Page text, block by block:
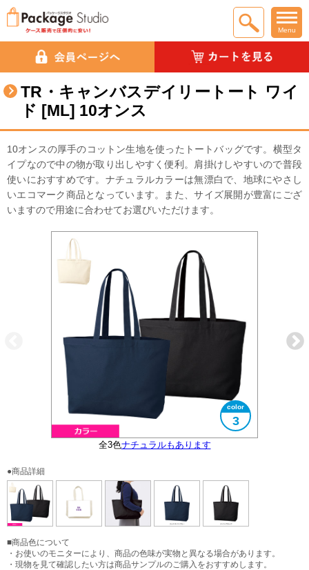
Menu
TR・キャンバスデイリートート ワイ
ド [ML] 10オンス
10オンスの厚手のコットン生地を使ったトートバッグです。横型タ
イプなので中の物が取り出しやすく便利。肩掛けしやすいので普段
使いにおすすめです。ナチュラルカラーは無漂白で、地球にやさし
いエコマーク商品となっています。また、サイズ展開が豊富にござ
いますので用途に合わせてお選びいただけます。
全3色ナチュラルもあります
3
B4サイズ対応
大きさイメージ
●商品詳細
■商品色について
・お使いのモニターにより、商品の色味が実物と異なる場合があります。
・現物を見て確認したい方は商品サンプルのご購入をおすすめします。